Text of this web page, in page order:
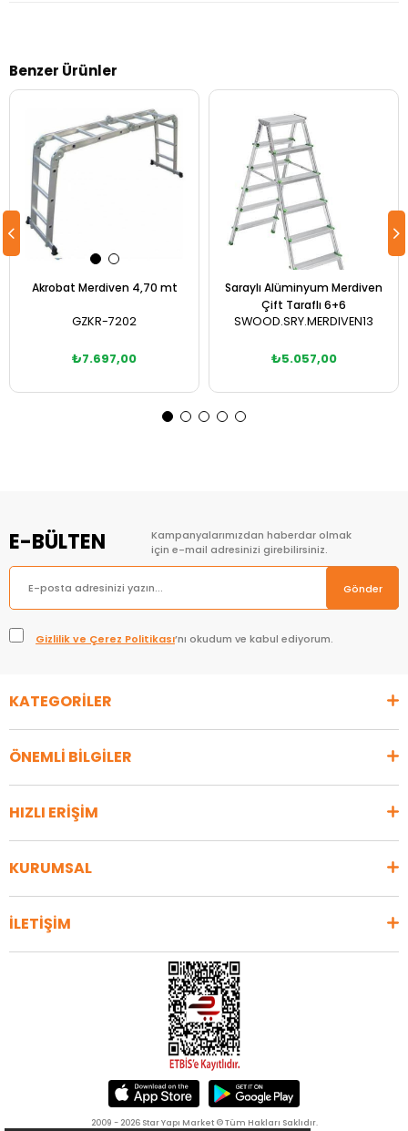
Benzer Ürünler
Akrobat Merdiven 4,70 mt
GZKR-7202
₺7.697,00
Saraylı Alüminyum Merdiven
Çift Taraflı 6+6
SWOOD.SRY.MERDIVEN13
₺5.057,00
E-BÜLTEN
Kampanyalarımızdan haberdar olmak
için e-mail adresinizi girebilirsiniz.
Gönder
Gizlilik ve Çerez Politikası’nı okudum ve kabul ediyorum.
KATEGORİLER
ÖNEMLİ BİLGİLER
HIZLI ERİŞİM
KURUMSAL
İLETİŞİM
2009 - 2026 Star Yapı Market © Tüm Hakları Saklıdır.